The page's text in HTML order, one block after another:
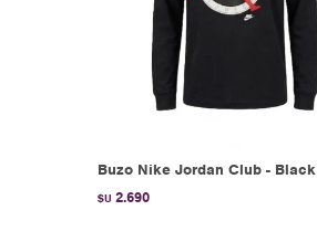
Buzo Nike Jordan Club - Black
$U 2.690